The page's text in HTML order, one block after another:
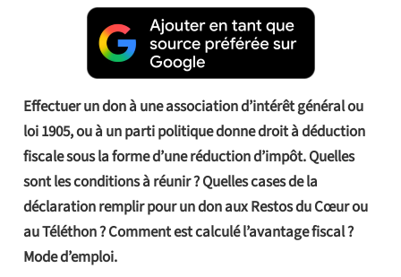
Effectuer un don à une association d’intérêt général ou
loi 1905, ou à un parti politique donne droit à déduction
fiscale sous la forme d’une réduction d’impôt. Quelles
sont les conditions à réunir ? Quelles cases de la
déclaration remplir pour un don aux Restos du Cœur ou
au Téléthon ? Comment est calculé l’avantage fiscal ?
Mode d’emploi.